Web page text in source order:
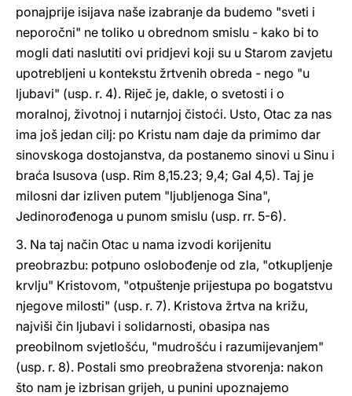
ponajprije isijava naše izabranje da budemo "sveti i
neporočni" ne toliko u obrednom smislu - kako bi to
mogli dati naslutiti ovi pridjevi koji su u Starom zavjetu
upotrebljeni u kontekstu žrtvenih obreda - nego "u
ljubavi" (usp. r. 4). Riječ je, dakle, o svetosti i o
moralnoj, životnoj i nutarnjoj čistoći. Usto, Otac za nas
ima još jedan cilj: po Kristu nam daje da primimo dar
sinovskoga dostojanstva, da postanemo sinovi u Sinu i
braća Isusova (usp. Rim 8,15.23; 9,4; Gal 4,5). Taj je
milosni dar izliven putem "ljubljenoga Sina",
Jedinorođenoga u punom smislu (usp. rr. 5-6).
3. Na taj način Otac u nama izvodi korijenitu
preobrazbu: potpuno oslobođenje od zla, "otkupljenje
krvlju" Kristovom, "otpuštenje prijestupa po bogatstvu
njegove milosti" (usp. r. 7). Kristova žrtva na križu,
najviši čin ljubavi i solidarnosti, obasipa nas
preobilnom svjetlošću, "mudrošću i razumijevanjem"
(usp. r. 8). Postali smo preobražena stvorenja: nakon
što nam je izbrisan grijeh, u punini upoznajemo